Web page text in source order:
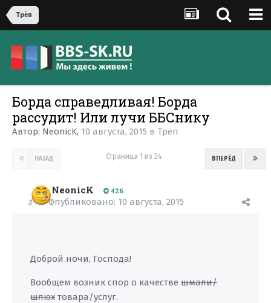
Трёп
Борда справедливая! Борда
рассудит! Или лучи ББСнику
Автор: NeonicK, 10 августа, 2015 в Трёп
НАЗАД ВПЕРЁД
Страница 1 из 24
NeonicK 426
Опубликовано: 10 августа, 2015
Доброй ночи, Господа!
Вообщем возник спор о качестве шмали/
шлюх товара/услуг.